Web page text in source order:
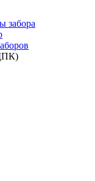
забора